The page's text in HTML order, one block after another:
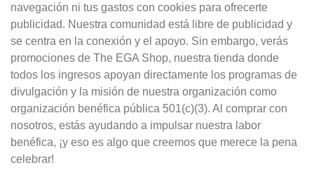
navegación ni tus gastos con cookies para ofrecerte
publicidad. Nuestra comunidad está libre de publicidad y
se centra en la conexión y el apoyo. Sin embargo, verás
promociones de The EGA Shop, nuestra tienda donde
todos los ingresos apoyan directamente los programas de
divulgación y la misión de nuestra organización como
organización benéfica pública 501(c)(3). Al comprar con
nosotros, estás ayudando a impulsar nuestra labor
benéfica, ¡y eso es algo que creemos que merece la pena
celebrar!